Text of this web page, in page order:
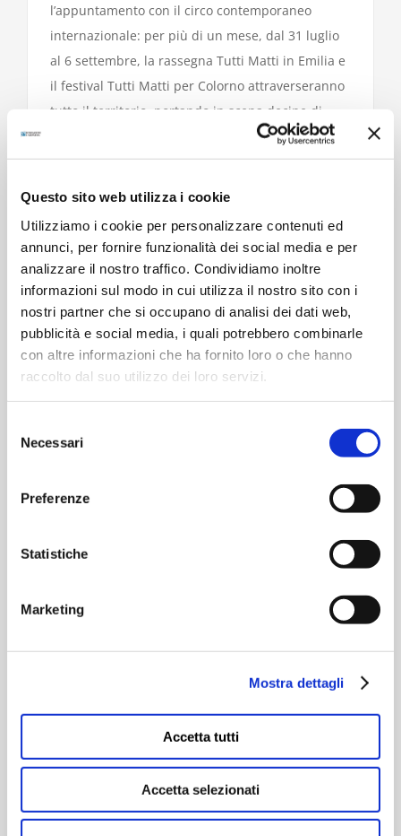
Questo sito web utilizza i cookie
Utilizziamo i cookie per personalizzare contenuti ed
annunci, per fornire funzionalità dei social media e per
analizzare il nostro traffico. Condividiamo inoltre
informazioni sul modo in cui utilizza il nostro sito con i
nostri partner che si occupano di analisi dei dati web,
pubblicità e social media, i quali potrebbero combinarle
con altre informazioni che ha fornito loro o che hanno
raccolto dal suo utilizzo dei loro servizi.
delNecessari
Preferenze
Statistiche
Marketing
Mostra dettagli
Accetta tutti
Accetta selezionati
l’appuntamento con il circo contemporaneo
internazionale: per più di un mese, dal 31 luglio
al 6 settembre, la rassegna Tutti Matti in Emilia e
il festival Tutti Matti per Colorno attraverseranno
tutto il territorio, portando in scena decine di
spettacoli, alcuni a ingresso libero, altri con
biglietto (già in prevendita online).
PhD Day: all’Università di Parma tocchi
ricerca
celebra chi ha portato a termine questa
ricercatori dell’Università di Parma.